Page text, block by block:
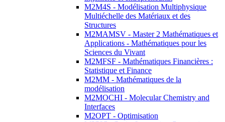
M2M4S - Modélisation Multiphysique
Multiéchelle des Matériaux et des
Structures
M2MAMSV - Master 2 Mathématiques et
Applications - Mathématiques pour les
Sciences du Vivant
M2MFSF - Mathématiques Financières :
Statistique et Finance
M2MM - Mathématiques de la
modélisation
M2MOCHI - Molecular Chemistry and
Interfaces
M2OPT - Optimisation